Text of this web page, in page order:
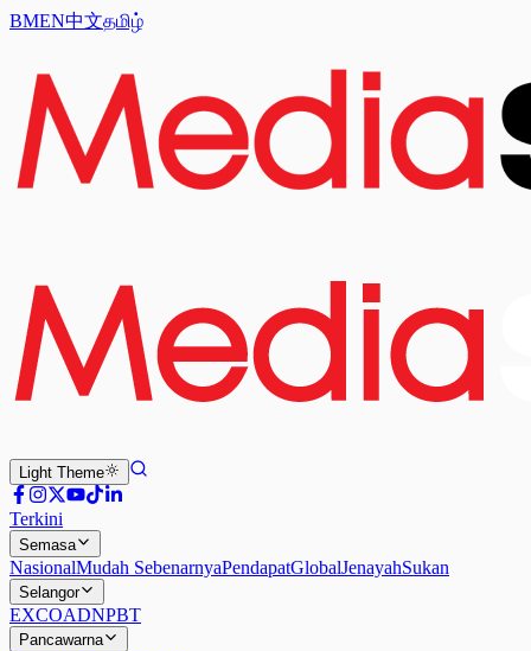
BMEN中文தமிழ்
Light Theme
Terkini
Semasa
NasionalMudah SebenarnyaPendapatGlobalJenayahSukan
Selangor
EXCOADNPBT
Pancawarna